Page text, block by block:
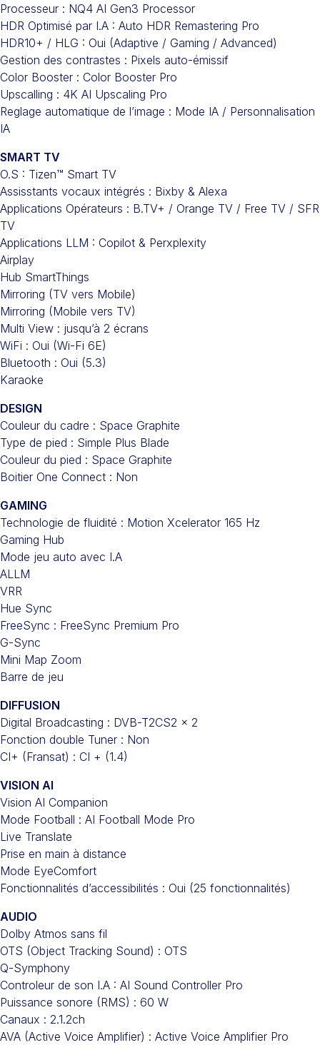
Processeur : NQ4 AI Gen3 Processor
HDR Optimisé par I.A : Auto HDR Remastering Pro
HDR10+ / HLG : Oui (Adaptive / Gaming / Advanced)
Gestion des contrastes : Pixels auto-émissif
Color Booster : Color Booster Pro
Upscalling : 4K AI Upscaling Pro
Reglage automatique de l’image : Mode IA / Personnalisation
IA
SMART TV
O.S : Tizen™ Smart TV
Assisstants vocaux intégrés : Bixby & Alexa
Applications Opérateurs : B.TV+ / Orange TV / Free TV / SFR
TV
Applications LLM : Copilot & Perxplexity
Airplay
Hub SmartThings
Mirroring (TV vers Mobile)
Mirroring (Mobile vers TV)
Multi View : jusqu’à 2 écrans
WiFi : Oui (Wi-Fi 6E)
Bluetooth : Oui (5.3)
Karaoke
DESIGN
Couleur du cadre : Space Graphite
Type de pied : Simple Plus Blade
Couleur du pied : Space Graphite
Boitier One Connect : Non
GAMING
Technologie de fluidité : Motion Xcelerator 165 Hz
Gaming Hub
Mode jeu auto avec I.A
ALLM
VRR
Hue Sync
FreeSync : FreeSync Premium Pro
G-Sync
Mini Map Zoom
Barre de jeu
DIFFUSION
Digital Broadcasting : DVB-T2CS2 x 2
Fonction double Tuner : Non
CI+ (Fransat) : CI + (1.4)
VISION AI
Vision AI Companion
Mode Football : AI Football Mode Pro
Live Translate
Prise en main à distance
Mode EyeComfort
Fonctionnalités d’accessibilités : Oui (25 fonctionnalités)
AUDIO
Dolby Atmos sans fil
OTS (Object Tracking Sound) : OTS
Q-Symphony
Controleur de son I.A : AI Sound Controller Pro
Puissance sonore (RMS) : 60 W
Canaux : 2.1.2ch
AVA (Active Voice Amplifier) : Active Voice Amplifier Pro